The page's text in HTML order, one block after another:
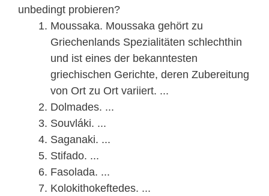
unbedingt probieren?
Moussaka. Moussaka gehört zu
Griechenlands Spezialitäten schlechthin
und ist eines der bekanntesten
griechischen Gerichte, deren Zubereitung
von Ort zu Ort variiert. ...
Dolmades. ...
Souvláki. ...
Saganaki. ...
Stifado. ...
Fasolada. ...
Kolokithokeftedes. ...